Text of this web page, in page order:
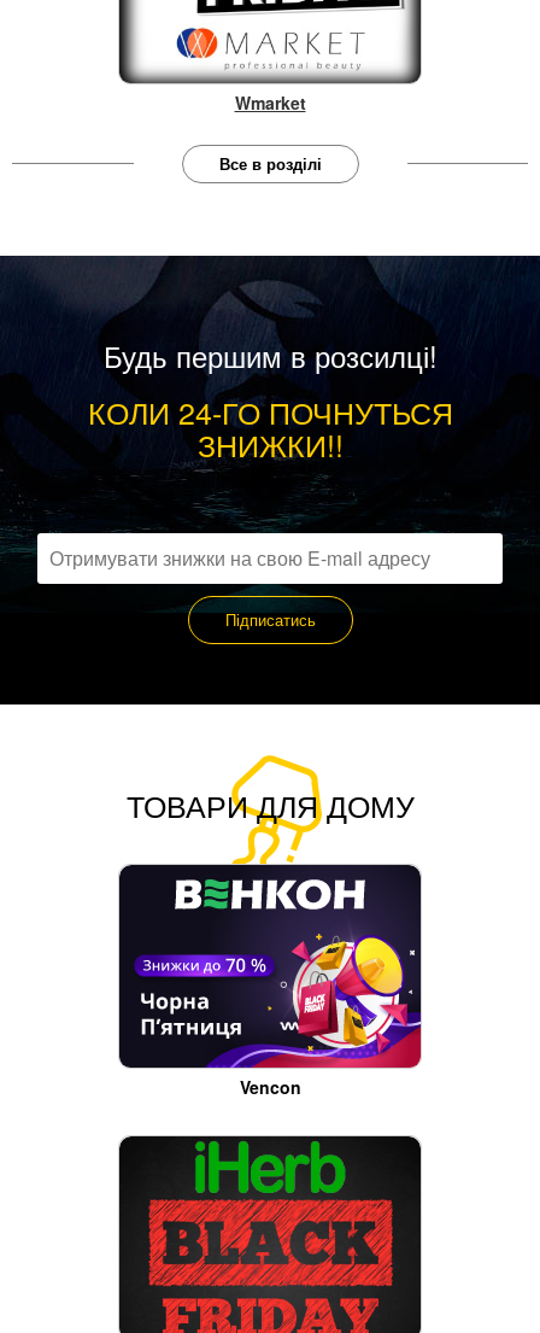
Wmarket
Все в розділі
Будь першим в розсилці!
КОЛИ 24-ГО ПОЧНУТЬСЯ
ЗНИЖКИ!!
Підписатись
ТОВАРИ ДЛЯ ДОМУ
Vencon